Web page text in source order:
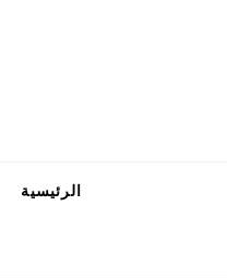
الرئيسية